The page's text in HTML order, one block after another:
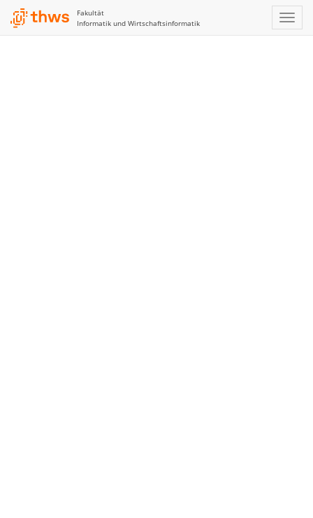
Fakultät
Informatik und Wirtschaftsinformatik